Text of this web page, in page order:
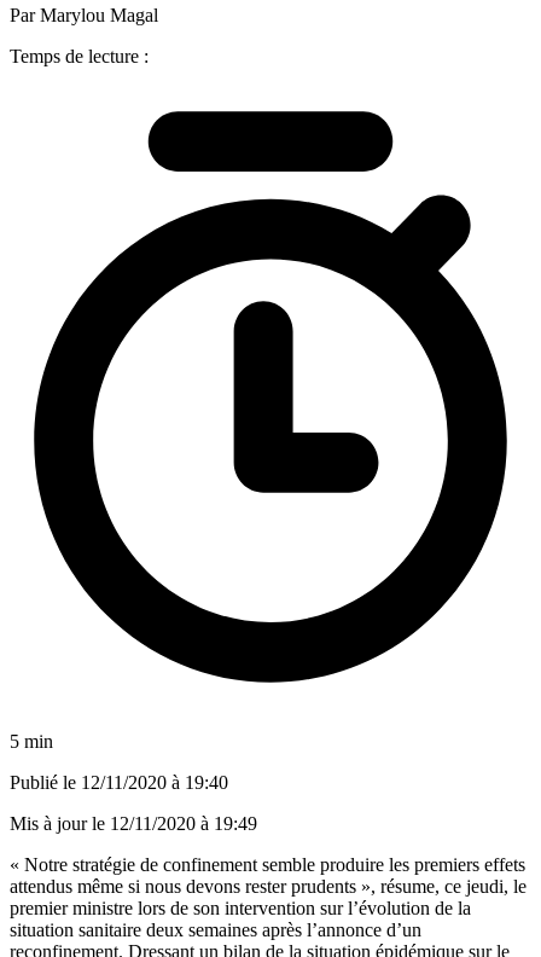
Par Marylou Magal
Temps de lecture :
5 min
Publié le 12/11/2020 à 19:40
Mis à jour le 12/11/2020 à 19:49
« Notre stratégie de confinement semble produire les premiers effets
attendus même si nous devons rester prudents », résume, ce jeudi, le
premier ministre lors de son intervention sur l’évolution de la
situation sanitaire deux semaines après l’annonce d’un
reconfinement. Dressant un bilan de la situation épidémique sur le